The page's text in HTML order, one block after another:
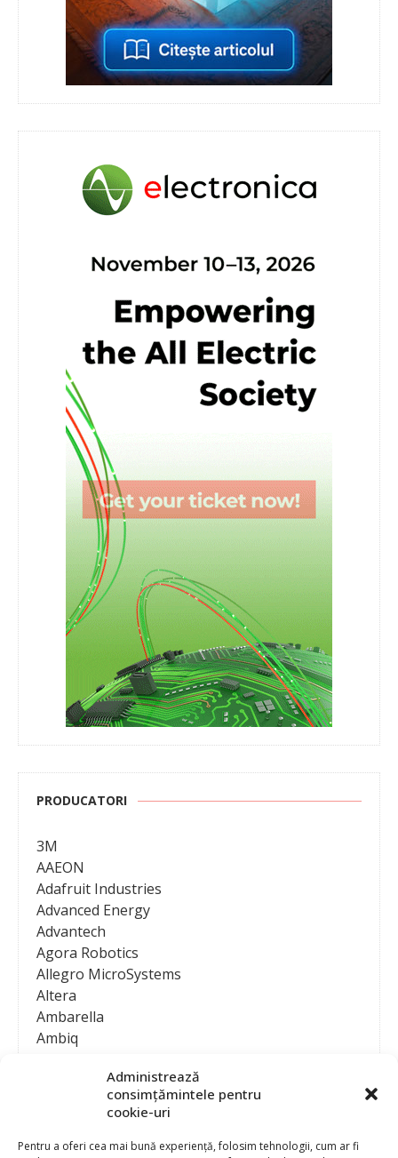
Administrează
consimțămintele pentru
cookie-uri
Pentru a oferi cea mai bună experiență, folosim tehnologii, cum ar fi
PRODUCATORI
3M
AAEON
Adafruit Industries
Advanced Energy
Advantech
Agora Robotics
Allegro MicroSystems
Altera
Ambarella
Ambiq
Analog Devices
Anritsu Corporation
Ansys